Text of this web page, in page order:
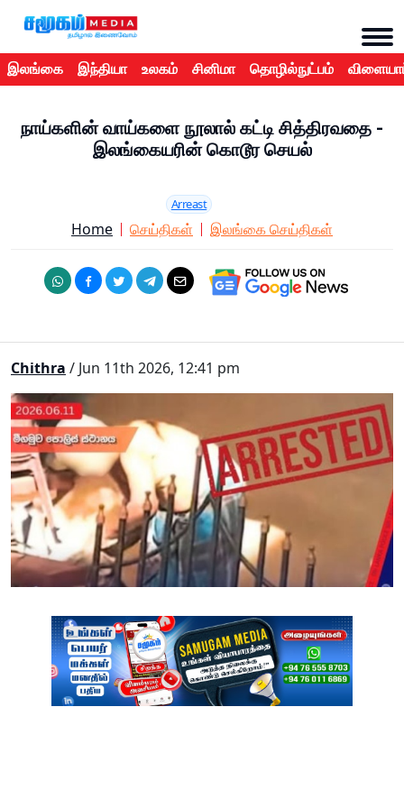
இலங்கை இந்தியா உலகம் சினிமா தொழில்நுட்பம்
நாய்களின் வாய்களை நூலால் கட்டி சித்திரவதை -
இலங்கையரின் கொடூர செயல்
Arreast
Home செய்திகள் இலங்கை செய்திகள்
Chithra / Jun 11th 2026, 12:41 pm